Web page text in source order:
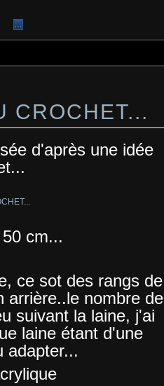
…
CROCHET...
d'après une idée
cm...
ce sot des rangs de
arrière..le nombre de
suivant la laine, j'ai
laine étant d'une
adapter...